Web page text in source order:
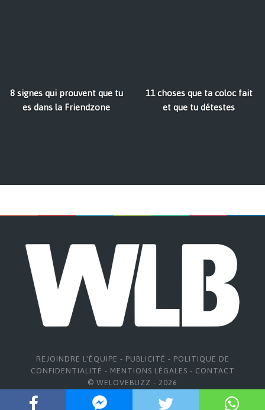
8 signes qui prouvent que tu
es dans la Friendzone
11 choses que ta coloc fait
et que tu détestes
REJOINDRE L'ÉQUIPE - PUBLICITÉ - POLITIQUE DE
CONFIDENTIALITÉ - MENTIONS LÉGALES - CONTACT
© WELOVEBUZZ - 2026